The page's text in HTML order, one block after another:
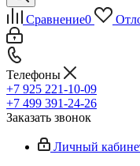
Сравнение0
Телефоны
+7 925 221-10-09
+7 499 391-24-26
Заказать звонок
Личный